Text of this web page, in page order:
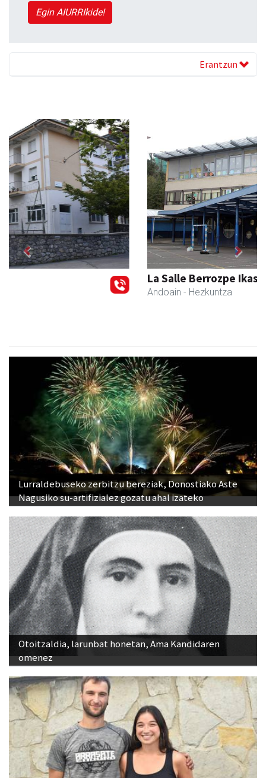
Egin AIURRIkide!
Erantzun
La Salle Berrozpe Ikastetxea
Previous Next
Lurraldebuseko zerbitzu bereziak, Donostiako Aste
Nagusiko su-artifizialez gozatu ahal izateko
Otoitzaldia, larunbat honetan, Ama Kandidaren
omenez